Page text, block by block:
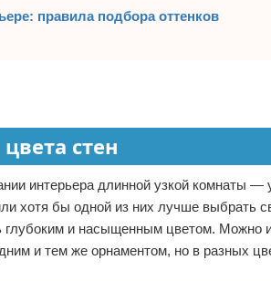
правила подбора оттенков
стен
интерьера длинной узкой комнаты
хотя бы одной из них лучше выбрать
и насыщенным цветом. Можно
и тем же орнаментом, но в разных